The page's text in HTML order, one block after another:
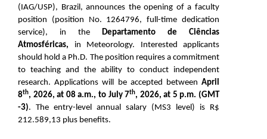
(IAG/USP), Brazil, announces the opening of a faculty
position (position No. 1264796, full-time dedication
service), in the Departamento de Ciências
Atmosféricas, in Meteorology. Interested applicants
should hold a Ph.D. The position requires a commitment
to teaching and the ability to conduct independent
research. Applications will be accepted between April
8th, 2026, at 08 a.m., to July 7th, 2026,at 5 p.m. (GMT
-3). The entry-level annual salary (MS3 level) is R$
212.589,13 plus benefits.